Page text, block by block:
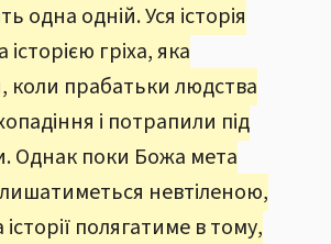
одна одній. Уся історія
гріха, яка
коли прабатьки людства
і потрапили під
Однак поки Божа мета
невтіленою,
полягатиме в тому,